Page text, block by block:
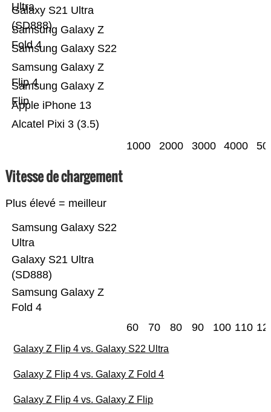
Alcatel Pixi 3 (3.5)
Apple iPhone 13
Samsung Galaxy Z
Flip
Samsung Galaxy Z
Flip 4
Samsung Galaxy S22
Samsung Galaxy Z
Fold 4
Galaxy S21 Ultra
(SD888)
Ultra
1000 2000 3000 4000
Vitesse de chargement
Plus élevé = meilleur
Samsung Galaxy Z
Fold 4
Galaxy S21 Ultra
(SD888)
Samsung Galaxy S22
Ultra
60 70 80 90 100 110
Galaxy Z Flip 4 vs. Galaxy S22 Ultra
Galaxy Z Flip 4 vs. Galaxy Z Fold 4
Galaxy Z Flip 4 vs. Galaxy Z Flip